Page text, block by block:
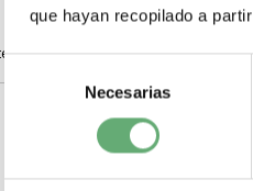
que hayan recopilado a
consentimiento
Necesarias